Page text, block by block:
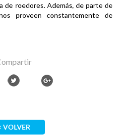
de roedores. Además, de parte de
proveen constantemente de
VOLVER